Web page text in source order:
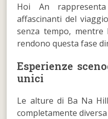
Hoi An
affascinanti del
senza tempo,
rendono questa fase
Esperienze
unici
Le alture di Ba Na
completamente